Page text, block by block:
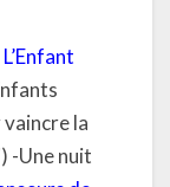
L’Enfant
vaincre la
-Une nuit